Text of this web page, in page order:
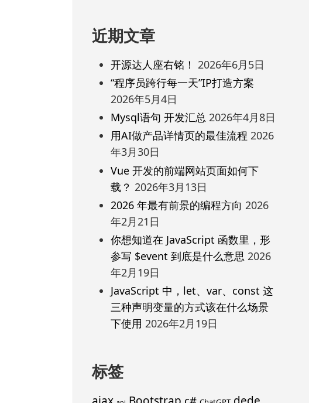
近期文章
开源达人座右铭！ 2026年6月5日
“程序员跨行每一天”IP打造方案
2026年5月4日
Mysql语句 开发汇总 2026年4月8日
用AI做产品详情页的最佳流程 2026
年3月30日
Vue 开发的前端网站页面如何下
载？ 2026年3月13日
2026 年最有前景的编程方向 2026
年2月21日
你想知道在 JavaScript 函数里，形
参写 $event 到底是什么意思 2026
年2月19日
JavaScript 中，let、var、const 这
三种声明变量的方式该在什么场景
下使用 2026年2月19日
标签